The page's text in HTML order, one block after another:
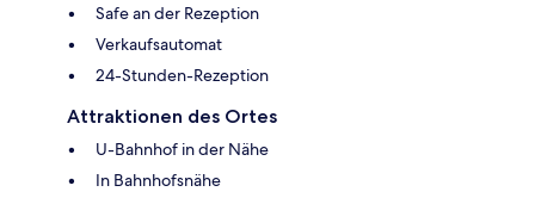
Safe an der Rezeption
Verkaufsautomat
24-Stunden-Rezeption
Attraktionen des Ortes
U-Bahnhof in der Nähe
In Bahnhofsnähe